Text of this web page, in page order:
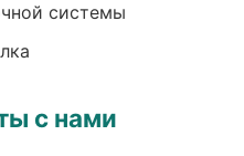
системы
с нами